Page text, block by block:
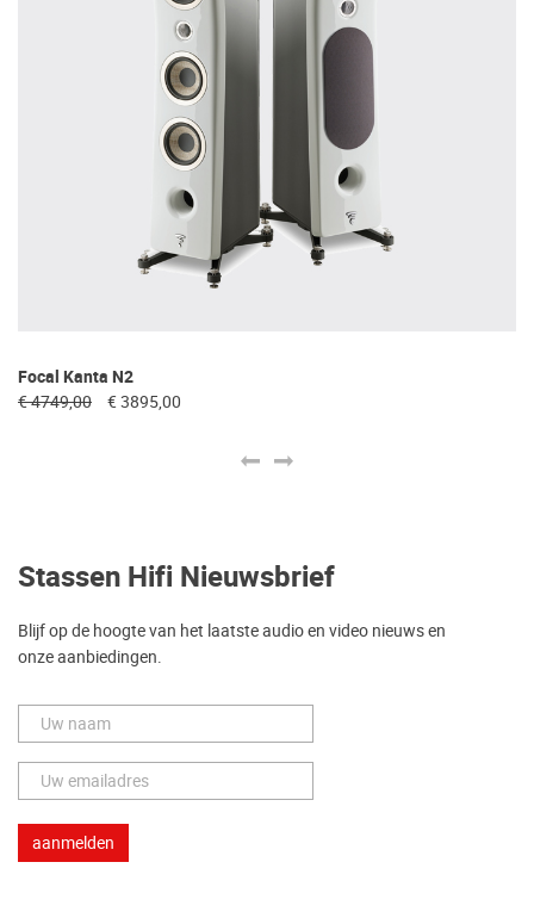
Focal Kanta N2
€ 4749,00 € 3895,00
Stassen Hifi Nieuwsbrief
Blijf op de hoogte van het laatste audio en video nieuws en
onze aanbiedingen.